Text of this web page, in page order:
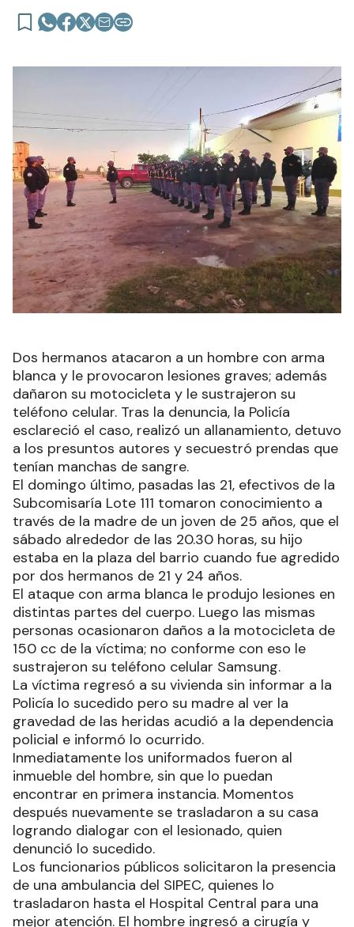
Dos hermanos atacaron a un hombre con arma
blanca y le provocaron lesiones graves; además
dañaron su motocicleta y le sustrajeron su
teléfono celular. Tras la denuncia, la Policía
esclareció el caso, realizó un allanamiento, detuvo
a los presuntos autores y secuestró prendas que
tenían manchas de sangre.
El domingo último, pasadas las 21, efectivos de la
Subcomisaría Lote 111 tomaron conocimiento a
través de la madre de un joven de 25 años, que el
sábado alrededor de las 20.30 horas, su hijo
estaba en la plaza del barrio cuando fue agredido
por dos hermanos de 21 y 24 años.
El ataque con arma blanca le produjo lesiones en
distintas partes del cuerpo. Luego las mismas
personas ocasionaron daños a la motocicleta de
150 cc de la víctima; no conforme con eso le
sustrajeron su teléfono celular Samsung.
La víctima regresó a su vivienda sin informar a la
Policía lo sucedido pero su madre al ver la
gravedad de las heridas acudió a la dependencia
policial e informó lo ocurrido.
Inmediatamente los uniformados fueron al
inmueble del hombre, sin que lo puedan
encontrar en primera instancia. Momentos
después nuevamente se trasladaron a su casa
logrando dialogar con el lesionado, quien
denunció lo sucedido.
Los funcionarios públicos solicitaron la presencia
de una ambulancia del SIPEC, quienes lo
trasladaron hasta el Hospital Central para una
mejor atención. El hombre ingresó a cirugía y